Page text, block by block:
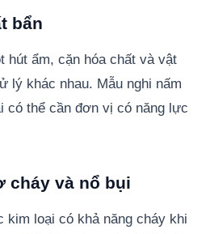
bẩn
hút ẩm, cặn hóa chất và vật
lý khác nhau. Mẫu nghi nấm
có thể cần đơn vị có năng lực
cháy và nổ bụi
kim loại có khả năng cháy khi